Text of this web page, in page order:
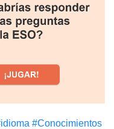
#Conocimientos